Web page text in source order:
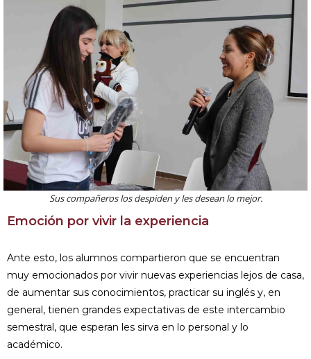
Sus compañeros los despiden y les desean lo mejor.
Emoción por vivir la experiencia
Ante esto, los alumnos compartieron que se encuentran
muy emocionados por vivir nuevas experiencias lejos de casa,
de aumentar sus conocimientos, practicar su inglés y, en
general, tienen grandes expectativas de este intercambio
semestral, que esperan les sirva en lo personal y lo
académico.